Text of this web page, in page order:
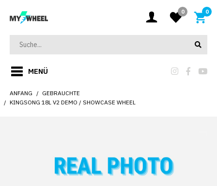
0 0
MENÜ
ANFANG
GEBRAUCHTE
KINGSONG 18L V2 DEMO / SHOWCASE WHEEL